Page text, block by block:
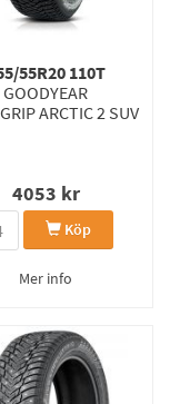
55R20 110T
GOODYEAR
ARCTIC 2 SUV
4053 kr
Köp
Mer info